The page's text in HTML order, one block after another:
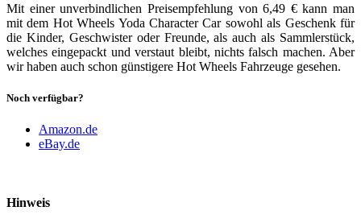
Mit einer unverbindlichen Preisempfehlung von 6,49 € kann man
mit dem Hot Wheels Yoda Character Car sowohl als Geschenk für
die Kinder, Geschwister oder Freunde, als auch als Sammlerstück,
welches eingepackt und verstaut bleibt, nichts falsch machen. Aber
wir haben auch schon günstigere Hot Wheels Fahrzeuge gesehen.
Noch verfügbar?
Amazon.de
eBay.de
Hinweis